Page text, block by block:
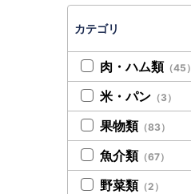
カテゴリ
肉・ハム類 （45）
米・パン （3）
果物類 （83）
魚介類 （67）
野菜類 （2）